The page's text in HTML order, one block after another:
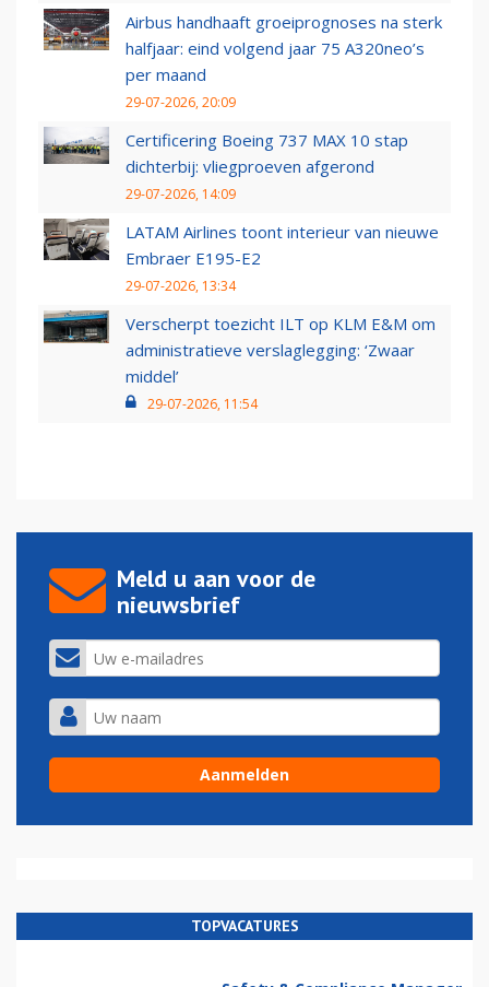
Airbus handhaaft groeiprognoses na sterk
halfjaar: eind volgend jaar 75 A320neo’s
per maand
29-07-2026, 20:09
Certificering Boeing 737 MAX 10 stap
dichterbij: vliegproeven afgerond
29-07-2026, 14:09
LATAM Airlines toont interieur van nieuwe
Embraer E195-E2
29-07-2026, 13:34
Verscherpt toezicht ILT op KLM E&M om
administratieve verslaglegging: ‘Zwaar
middel’
29-07-2026, 11:54
Meld u aan voor de
nieuwsbrief
TOPVACATURES